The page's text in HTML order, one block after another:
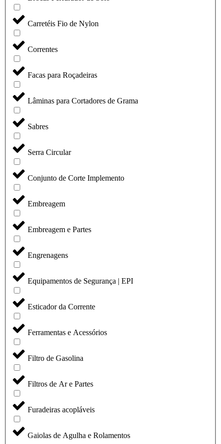
Carretéis Fio de Nylon
Correntes
Facas para Roçadeiras
Lâminas para Cortadores de Grama
Sabres
Serra Circular
Conjunto de Corte Implemento
Embreagem
Embreagem e Partes
Engrenagens
Equipamentos de Segurança | EPI
Esticador da Corrente
Ferramentas e Acessórios
Filtro de Gasolina
Filtros de Ar e Partes
Furadeiras acopláveis
Gaiolas de Agulha e Rolamentos